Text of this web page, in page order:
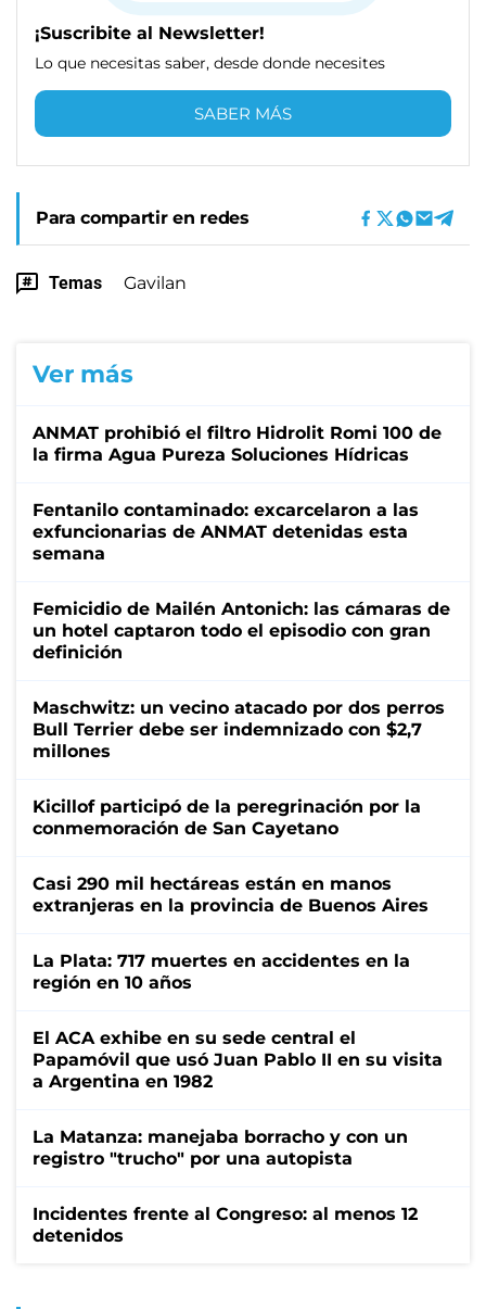
¡Suscribite al Newsletter!
Lo que necesitas saber, desde donde necesites
SABER MÁS
Para compartir en redes
Temas Gavilan
Ver más
ANMAT prohibió el filtro Hidrolit Romi 100 de
la firma Agua Pureza Soluciones Hídricas
Fentanilo contaminado: excarcelaron a las
exfuncionarias de ANMAT detenidas esta
semana
Femicidio de Mailén Antonich: las cámaras de
un hotel captaron todo el episodio con gran
definición
Maschwitz: un vecino atacado por dos perros
Bull Terrier debe ser indemnizado con $2,7
millones
Kicillof participó de la peregrinación por la
conmemoración de San Cayetano
Casi 290 mil hectáreas están en manos
extranjeras en la provincia de Buenos Aires
La Plata: 717 muertes en accidentes en la
región en 10 años
El ACA exhibe en su sede central el
Papamóvil que usó Juan Pablo II en su visita
a Argentina en 1982
La Matanza: manejaba borracho y con un
registro "trucho" por una autopista
Incidentes frente al Congreso: al menos 12
detenidos